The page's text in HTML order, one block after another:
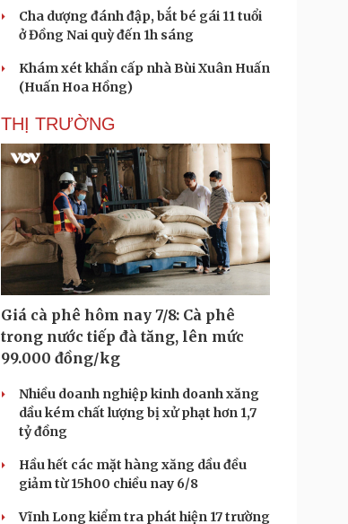
Cha dượng đánh đập, bắt bé gái 11 tuổi
ở Đồng Nai quỳ đến 1h sáng
Khám xét khẩn cấp nhà Bùi Xuân Huấn
(Huấn Hoa Hồng)
THỊ TRƯỜNG
Giá cà phê hôm nay 7/8: Cà phê
trong nước tiếp đà tăng, lên mức
99.000 đồng/kg
Nhiều doanh nghiệp kinh doanh xăng
dầu kém chất lượng bị xử phạt hơn 1,7
tỷ đồng
Hầu hết các mặt hàng xăng dầu đều
giảm từ 15h00 chiều nay 6/8
Vĩnh Long kiểm tra phát hiện 17 trường